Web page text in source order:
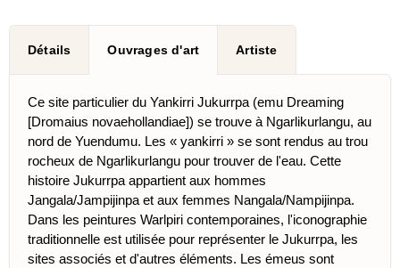
Détails Ouvrages d'art Artiste
Ce site particulier du Yankirri Jukurrpa (emu Dreaming
[Dromaius novaehollandiae]) se trouve à Ngarlikurlangu, au
nord de Yuendumu. Les « yankirri » se sont rendus au trou
rocheux de Ngarlikurlangu pour trouver de l'eau. Cette
histoire Jukurrpa appartient aux hommes
Jangala/Jampijinpa et aux femmes Nangala/Nampijinpa.
Dans les peintures Warlpiri contemporaines, l'iconographie
traditionnelle est utilisée pour représenter le Jukurrpa, les
sites associés et d'autres éléments. Les émeus sont